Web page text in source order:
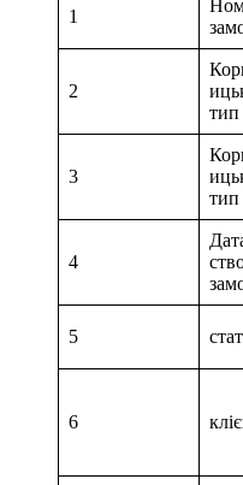
1
2
тип
3
тип
4
5
6